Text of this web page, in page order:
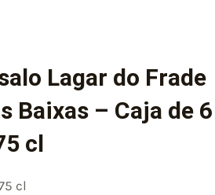
Lagar do Frade
Baixas – Caja de 6
cl
cl